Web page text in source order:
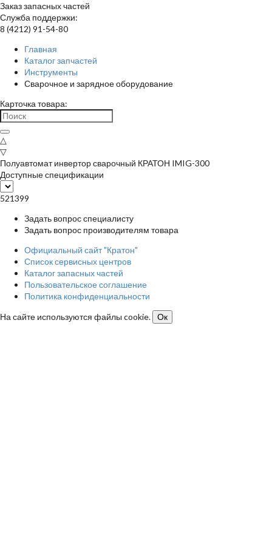
Заказ запасных частей
Служба поддержки:
8 (4212) 91-54-80
Главная
Каталог запчастей
Инструменты
Сварочное и зарядное оборудование
Карточка товара:
△
▽
Полуавтомат инвертор сварочный КРАТОН IMIG-300
Доступные спецификации
521399
Задать вопрос специалисту
Задать вопрос производителям товара
Официальный сайт "Кратон"
Список сервисных центров
Каталог запасных частей
Пользовательское соглашение
Политика конфиденциальности
На сайте используются файлы cookie.
Ок